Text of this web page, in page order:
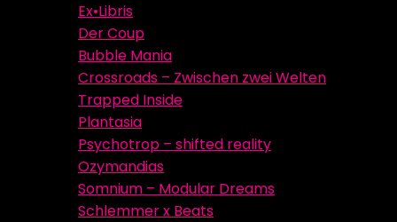
Ex•Libris
Der Coup
Bubble Mania
Crossroads – Zwischen zwei Welten
Trapped Inside
Plantasia
Psychotrop – shifted reality
Ozymandias
Somnium – Modular Dreams
Schlemmer x Beats